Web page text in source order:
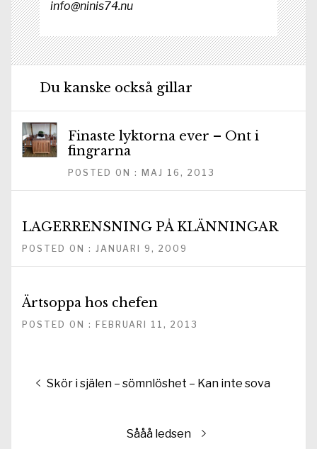
info@ninis74.nu
Du kanske också gillar
Finaste lyktorna ever – Ont i
fingrarna
POSTED ON : MAJ 16, 2013
LAGERRENSNING PÅ KLÄNNINGAR
POSTED ON : JANUARI 9, 2009
Ärtsoppa hos chefen
POSTED ON : FEBRUARI 11, 2013
Inläggsnavigering
Föregående
Skör i själen – sömnlöshet – Kan inte sova
Nästa
Sååå ledsen